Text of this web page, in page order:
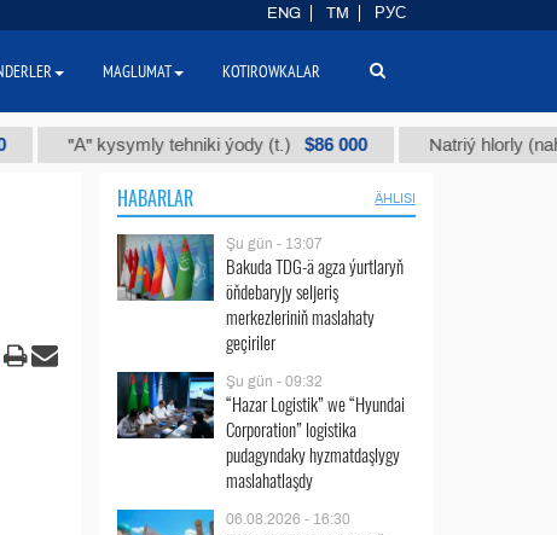
"А" kysymly tehniki ýody (t.) $86 000 Natriý hlorly (nahar
HABARLAR ÄHLISI
Şu gün - 13:07
Bakuda TDG-ä agza ýurtlaryň
öňdebaryjy seljeriş
merkezleriniň maslahaty
geçiriler
Şu gün - 09:32
“Hazar Logistik” we “Hyundai
Corporation” logistika
pudagyndaky hyzmatdaşlygy
maslahatlaşdy
06.08.2026 - 16:30
ENG TM РУС
MAGLUMAT KOTIROWKALAR